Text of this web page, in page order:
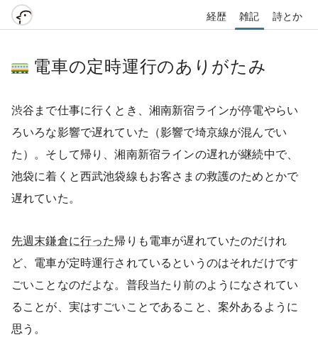
経歴 雑記 詩とか
電車の定時運行のありがたみ
渋谷まで仕事に行くとき、湘南新宿ラインが停電やらい
ろいろな影響で遅れていた（影響で埼京線が混んでい
た）。そして帰り、湘南新宿ラインの遅れが継続中で、
池袋に着くと西武池袋線もお客さまの救護のためとかで
遅れていた。
先週末鎌倉に行った帰りも電車が遅れていたのだけれ
ど、電車が定時運行されているというのはそれだけです
ごいことなのだよな。普段当たり前のようになされてい
ることが、実はすごいことであること、案外あるように
思う。